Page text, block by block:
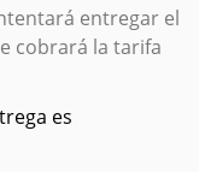
entregar el
cobrará la tarifa
es